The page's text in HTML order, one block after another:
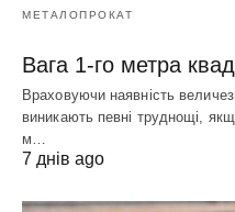
МЕТАЛОПРОКАТ
Вага 1-го метра
Враховуючи наявність
виникають певні труднощі,
м…
7 днів ago